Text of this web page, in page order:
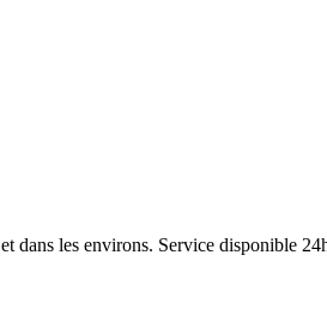
et dans les environs. Service disponible